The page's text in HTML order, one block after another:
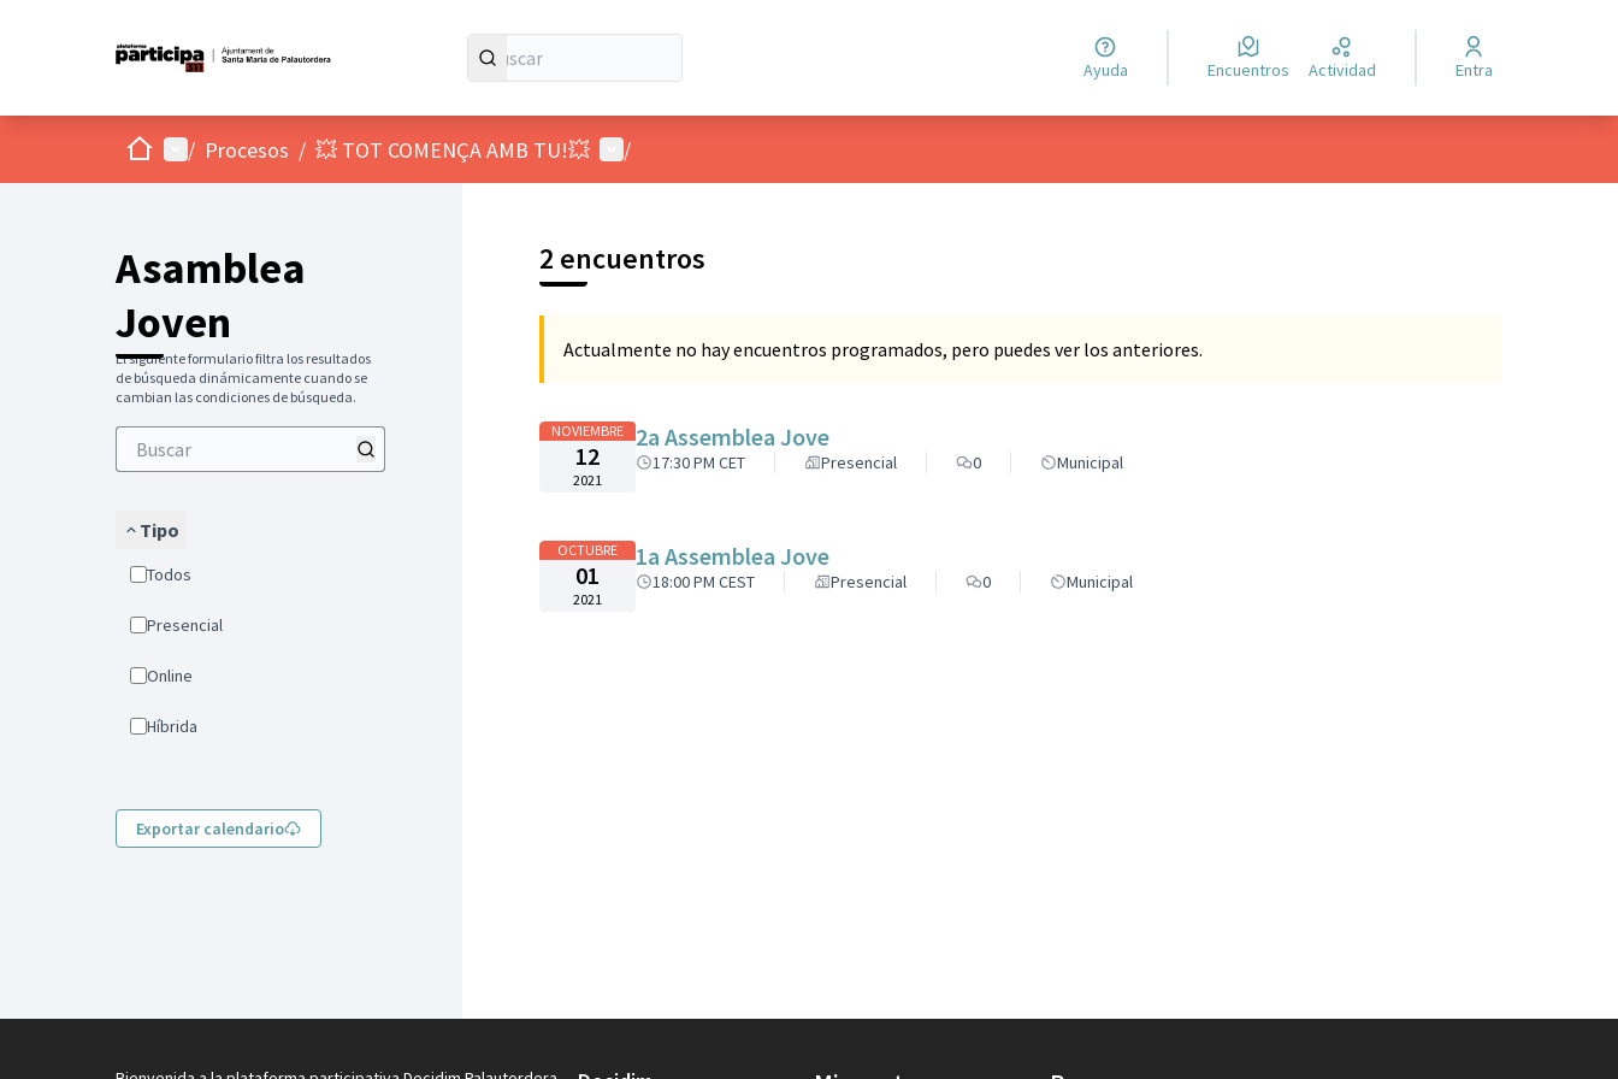
Ayuda Encuentros Actividad Entra
InicioMenú principal
/ Procesos / 💥 TOT COMENÇA AMB TU!💥 Menú de usuario
/
Asamblea
Joven
El siguiente formulario filtra los resultados
de búsqueda dinámicamente cuando se
cambian las condiciones de búsqueda.
Tipo
Todos
Presencial
Online
Híbrida
Exportar calendario
2 encuentros
Actualmente no hay encuentros programados, pero puedes ver los anteriores.
NOVIEMBRE
12
2021
2a Assemblea Jove
17:30 PM CET Presencial 0 Municipal
OCTUBRE
01
2021
1a Assemblea Jove
18:00 PM CEST Presencial 0 Municipal